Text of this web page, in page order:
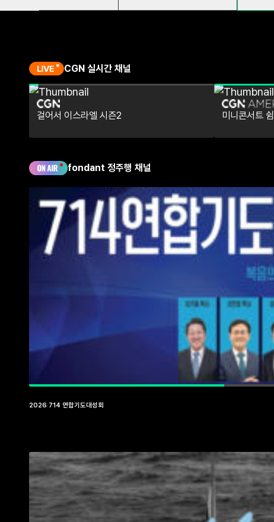
CGN 실시간 채널
걸어서 이스라엘 시즌2 미니콘서트 쉼
fondant 정주행 채널
2026 714 연합기도대성회